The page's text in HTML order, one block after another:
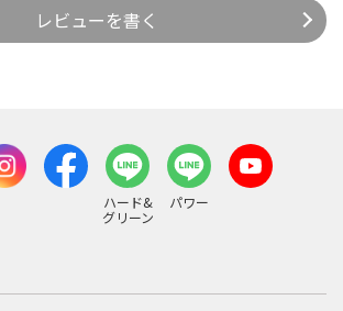
レビューを書く
ハード&
グリーン
パワー